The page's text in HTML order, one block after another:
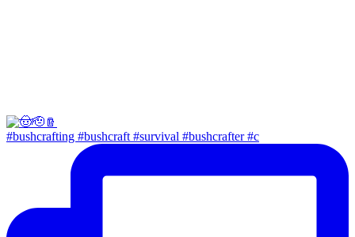
#bushcrafting #bushcraft #survival #bushcrafter #c